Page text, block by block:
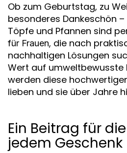
Ob zum Geburtstag, zu
besonderes Dankeschön –
Töpfe und Pfannen sind
für Frauen, die nach
nachhaltigen Lösungen
Wert auf umweltbewusste
werden diese
lieben und sie über Jahre
Ein Beitrag für
jedem Geschenk